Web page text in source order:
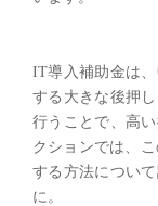
IT導入補助金は
する大きな後押
行うことで、高
クションでは、
する方法につい
に。